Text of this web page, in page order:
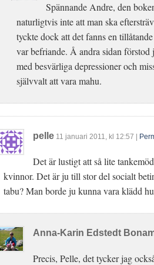
Spännande Andre, den
naturligtvis inte att man ska
tyckte dock att det fanns en
var befriande. Å andra sidan förstod
med besvärliga depressioner och
självvalt att vara mahu.
pelle 11 januari 2011, kl 12:57
Det är lustigt att så lite
kvinnor. Det är ju till stor del socialt
tabu? Man borde ju kunna vara klädd
Anna-Karin Edstedt
Precis, Pelle, det tycker jag